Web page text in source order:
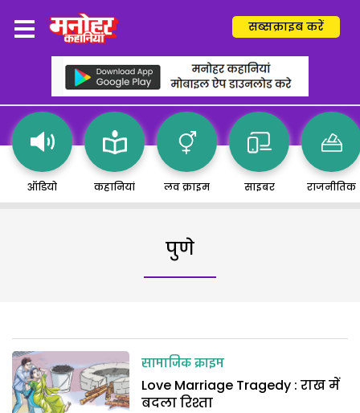
सब्सक्राइब करें
ऑडियो कहानियां लव क्राइम साइबर राजनीतिक
पुणे
सामाजिक क्राइम
Love Marriage Tragedy : राख में
बदला रिश्ता